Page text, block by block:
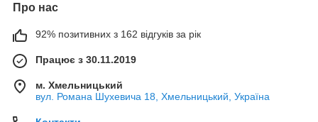
Про нас
92% позитивних з 162 відгуків за рік
Працює з 30.11.2019
м. Хмельницький
вул. Романа Шухевича 18, Хмельницький, Україна